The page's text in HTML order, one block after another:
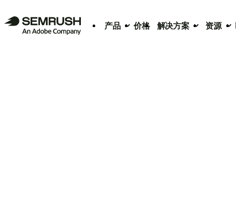
产品 价格 解决方案 资源